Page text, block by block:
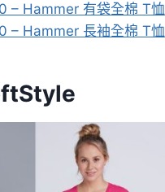
– Hammer 有袋全棉 T恤
– Hammer 長袖全棉 T恤